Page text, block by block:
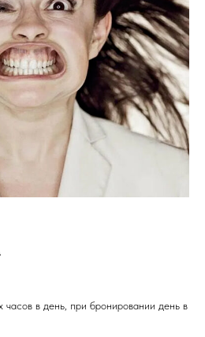
часов в день, при бронировании день в